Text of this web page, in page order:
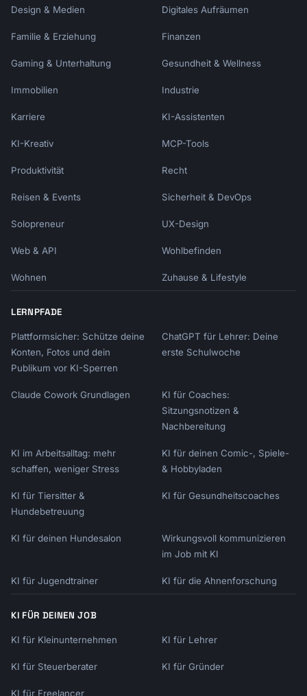
Design & Medien Digitales Aufräumen
Familie & Erziehung Finanzen
Gaming & Unterhaltung Gesundheit & Wellness
Immobilien Industrie
Karriere KI-Assistenten
KI-Kreativ MCP-Tools
Produktivität Recht
Reisen & Events Sicherheit & DevOps
Solopreneur UX-Design
Web & API Wohlbefinden
Wohnen Zuhause & Lifestyle
LERNPFADE
Plattformsicher: Schütze deine
Konten, Fotos und dein
Publikum vor KI-Sperren
ChatGPT für Lehrer: Deine
erste Schulwoche
Claude Cowork Grundlagen
KI für Coaches:
Sitzungsnotizen &
Nachbereitung
KI im Arbeitsalltag: mehr
schaffen, weniger Stress
KI für deinen Comic-, Spiele-
& Hobbyladen
KI für Tiersitter &
Hundebetreuung
KI für Gesundheitscoaches
KI für deinen Hundesalon
Wirkungsvoll kommunizieren
im Job mit KI
KI für Jugendtrainer KI für die Ahnenforschung
KI FÜR DEINEN JOB
KI für Kleinunternehmen KI für Lehrer
KI für Steuerberater KI für Gründer
KI für Freelancer